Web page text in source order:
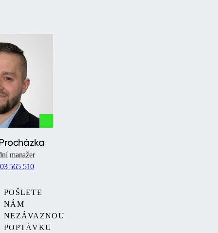
POŠLETE
NÁM
NEZÁVAZNOU
POPTÁVKU
manažer
565 510